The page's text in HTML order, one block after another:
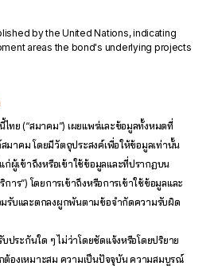
by the United Nations, indicating
areas the bond's underlying projects
ทย (“สมาคม”) เผยแพร่และข้อมูลทั้งหมดที่
มาคม โดยมีวัตถุประสงค์เพื่อให้ข้อมูลเท่านั้น
ผู้เข้าถึงหรือเข้าใช้ข้อมูลและที่ปรากฏบน
าร”) โดยการเข้าถึงหรือการเข้าใช้ข้อมูลและ
มรับและตกลงผูกพันตามข้อจำกัดความรับผิด
บประกันใด ๆ ไม่ว่าโดยชัดแจ้งหรือโดยปริยาย
ต้องเหมาะสม ความเป็นปัจจุบัน ความสมบูรณ์